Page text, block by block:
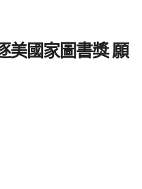
美國家圖書獎 願